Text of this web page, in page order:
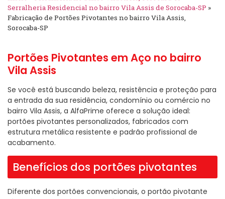
Serralheria Residencial no bairro Vila Assis de Sorocaba-SP »
Fabricação de Portões Pivotantes no bairro Vila Assis,
Sorocaba-SP
Portões Pivotantes em Aço no bairro
Vila Assis
Se você está buscando beleza, resistência e proteção para
a entrada da sua residência, condomínio ou comércio no
bairro Vila Assis, a AlfaPrime oferece a solução ideal:
portões pivotantes personalizados, fabricados com
estrutura metálica resistente e padrão profissional de
acabamento.
Benefícios dos portões pivotantes
Diferente dos portões convencionais, o portão pivotante